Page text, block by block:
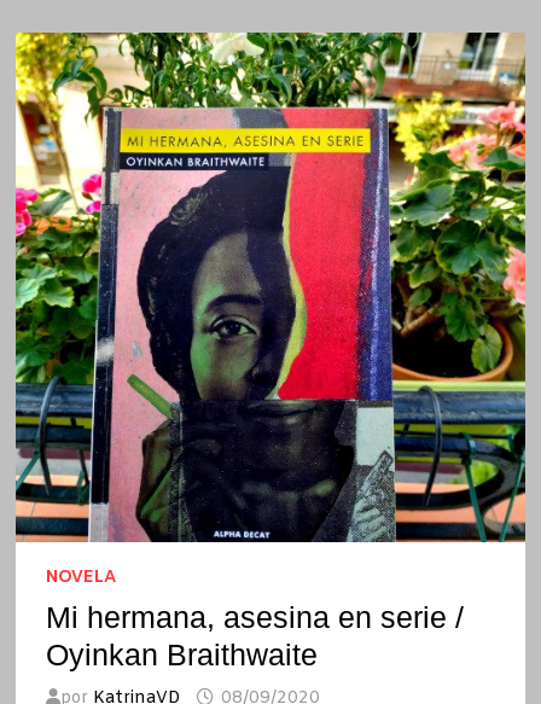
NOVELA
Mi hermana, asesina en serie /
Oyinkan Braithwaite
por KatrinaVD 08/09/2020